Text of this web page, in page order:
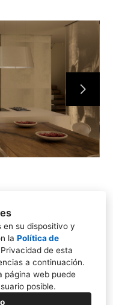
en su dispositivo y
la Política de
de esta
a continuación.
página web puede
posible.
23